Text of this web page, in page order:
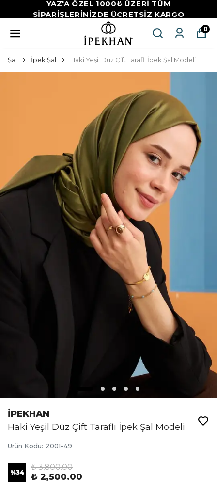
YAZ'A ÖZEL 1000₺ ÜZERİ TÜM
SİPARİŞLERİNİZDE ÜCRETSİZ KARGO
0
Şal İpek Şal Haki Yeşil Düz Çift Taraflı İpek Şal Modeli
İPEKHAN
Haki Yeşil Düz Çift Taraflı İpek Şal Modeli
Ürün Kodu: 2001-49
%34
₺ 3,800.00
₺ 2,500.00